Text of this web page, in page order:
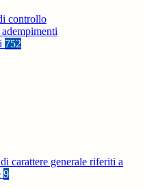
controllo
752
carattere generale riferiti a
9